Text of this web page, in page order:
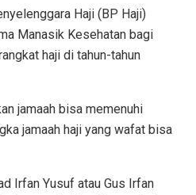
Haji (BP Haji)
Manasik Kesehatan bagi
haji di tahun-tahun
jamaah bisa memenuhi
jamaah haji yang wafat bisa
Irfan Yusuf atau Gus Irfan